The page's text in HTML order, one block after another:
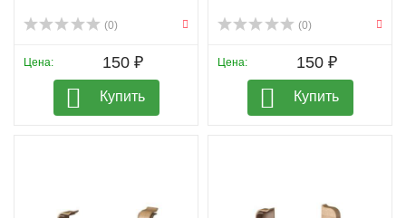
(0)
Цена: 150 ₽
Купить
(0)
Цена: 150 ₽
Купить